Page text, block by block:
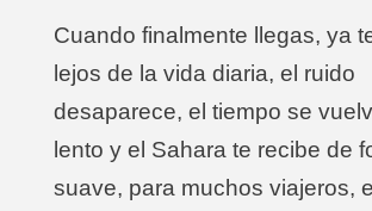
Cuando finalmente llegas, ya
lejos de la vida diaria, el ruido
desaparece, el tiempo se
lento y el Sahara te recibe de
suave, para muchos viajeros,